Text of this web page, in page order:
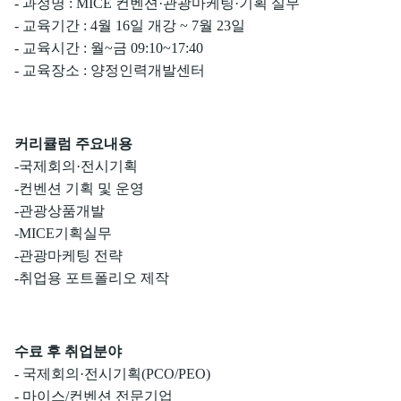
- 과정명 : MICE 컨벤션·관광마케팅·기획 실무
- 교육기간 : 4월 16일 개강 ~ 7월 23일
- 교육시간 : 월~금 09:10~17:40
- 교육장소 : 양정인력개발센터
커리큘럼 주요내용
-국제회의·전시기획
-컨벤션 기획 및 운영
-관광상품개발
-MICE기획실무
-관광마케팅 전략
-취업용 포트폴리오 제작
수료 후 취업분야
- 국제회의·전시기획(PCO/PEO)
- 마이스/컨벤션 전문기업